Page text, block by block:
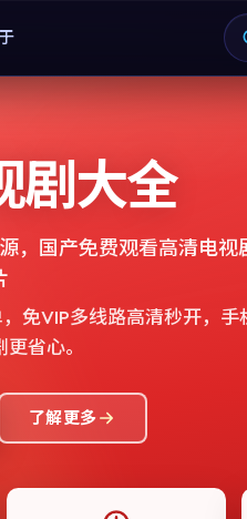
剧大全
， 国产免费观看高清电视
免VIP多线路高清秒开，手
省心。
了解更多